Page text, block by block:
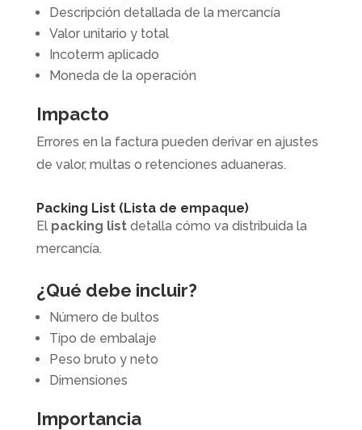
Descripción detallada de la mercancía
Valor unitario y total
Incoterm aplicado
Moneda de la operación
Impacto
Errores en la factura pueden derivar en ajustes
de valor, multas o retenciones aduaneras.
Packing List (Lista de empaque)
El packing listdetalla cómo va distribuida la
mercancía.
¿Qué debe incluir?
Número de bultos
Tipo de embalaje
Peso bruto y neto
Dimensiones
Importancia